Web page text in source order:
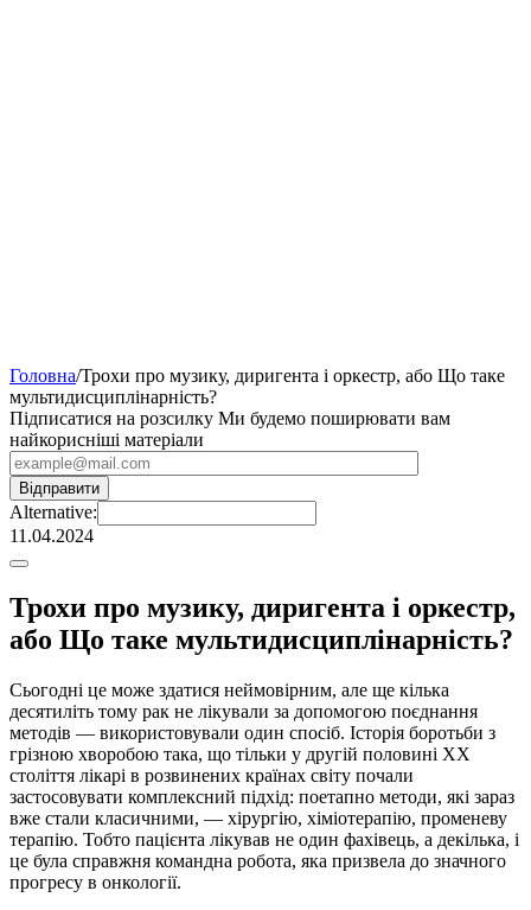
Головна/Трохи про музику, диригента і оркестр, або Що таке
мультидисциплінарність?
Підписатися на розсилку Ми будемо поширювати вам
найкорисніші матеріали
Alternative:
11.04.2024
Трохи про музику, диригента і оркестр,
або Що таке мультидисциплінарність?
Сьогодні це може здатися неймовірним, але ще кілька
десятиліть тому рак не лікували за допомогою поєднання
методів — використовували один спосіб. Історія боротьби з
грізною хворобою така, що тільки у другій половині ХХ
століття лікарі в розвинених країнах світу почали
застосовувати комплексний підхід: поетапно методи, які зараз
вже стали класичними, — хірургію, хіміотерапію, променеву
терапію. Тобто пацієнта лікував не один фахівець, а декілька, і
це була справжня командна робота, яка призвела до значного
прогресу в онкології.